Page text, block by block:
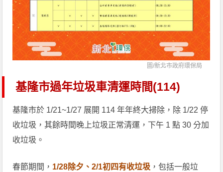
圖/新北市政府環保局
基隆市過年垃圾車清運時間(114)
基隆市於 1/21~1/27 展開 114 年年終大掃除，除 1/22 停
收垃圾，其餘時間晚上垃圾正常清運，下午 1 點 30 分加
收垃圾。
春節期間， 1/28除夕、2/1初四有收垃圾 ，包括一般垃